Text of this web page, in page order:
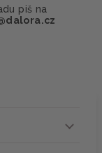
piš na